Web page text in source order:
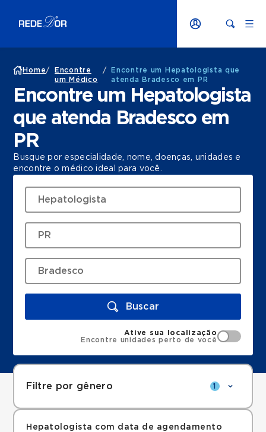
Home/
Encontre
um Médico
/
Encontre um Hepatologista que
atenda Bradesco em PR
Encontre um Hepatologista
que atenda Bradesco em
PR
Busque por especialidade, nome, doenças, unidades e
encontre o médico ideal para você.
Buscar
Ative sua localização
Encontre unidades perto de você
Filtre por gênero 1
Hepatologista com data de agendamento